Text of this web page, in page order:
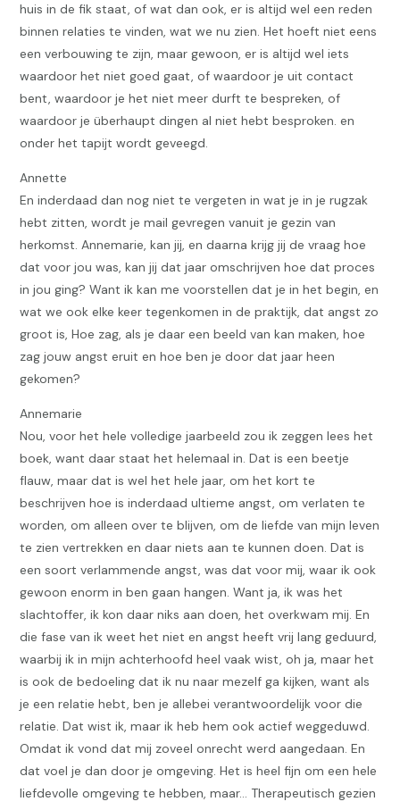
huis in de fik staat, of wat dan ook, er is altijd wel een reden
binnen relaties te vinden, wat we nu zien. Het hoeft niet eens
een verbouwing te zijn, maar gewoon, er is altijd wel iets
waardoor het niet goed gaat, of waardoor je uit contact
bent, waardoor je het niet meer durft te bespreken, of
waardoor je überhaupt dingen al niet hebt besproken. en
onder het tapijt wordt geveegd.
Annette
En inderdaad dan nog niet te vergeten in wat je in je rugzak
hebt zitten, wordt je mail gevregen vanuit je gezin van
herkomst. Annemarie, kan jij, en daarna krijg jij de vraag hoe
dat voor jou was, kan jij dat jaar omschrijven hoe dat proces
in jou ging? Want ik kan me voorstellen dat je in het begin, en
wat we ook elke keer tegenkomen in de praktijk, dat angst zo
groot is, Hoe zag, als je daar een beeld van kan maken, hoe
zag jouw angst eruit en hoe ben je door dat jaar heen
gekomen?
Annemarie
Nou, voor het hele volledige jaarbeeld zou ik zeggen lees het
boek, want daar staat het helemaal in. Dat is een beetje
flauw, maar dat is wel het hele jaar, om het kort te
beschrijven hoe is inderdaad ultieme angst, om verlaten te
worden, om alleen over te blijven, om de liefde van mijn leven
te zien vertrekken en daar niets aan te kunnen doen. Dat is
een soort verlammende angst, was dat voor mij, waar ik ook
gewoon enorm in ben gaan hangen. Want ja, ik was het
slachtoffer, ik kon daar niks aan doen, het overkwam mij. En
die fase van ik weet het niet en angst heeft vrij lang geduurd,
waarbij ik in mijn achterhoofd heel vaak wist, oh ja, maar het
is ook de bedoeling dat ik nu naar mezelf ga kijken, want als
je een relatie hebt, ben je allebei verantwoordelijk voor die
relatie. Dat wist ik, maar ik heb hem ook actief weggeduwd.
Omdat ik vond dat mij zoveel onrecht werd aangedaan. En
dat voel je dan door je omgeving. Het is heel fijn om een hele
liefdevolle omgeving te hebben, maar… Therapeutisch gezien